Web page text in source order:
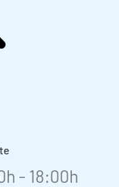
- 18:00h